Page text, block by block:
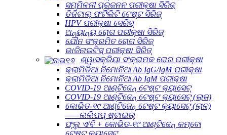
ସମ୍ମିଳନୀ ପ୍ରଜନନ ପରୀକ୍ଷା ସିରିଜ୍
ଡିଜିଟାଲ୍ ଫର୍ଟିଲିଟି ଟେଷ୍ଟ ସିରିଜ୍
HPV ପରୀକ୍ଷା ସେରିସ୍
ଅନ୍ୟାନ୍ୟ ରୋଗ ପରୀକ୍ଷା ସିରିଜ୍
ଯୌନ ସଂକ୍ରମିତ ରୋଗ ସିରିଜ୍
ଭାଜିନାଇଟିସ୍ ପରୀକ୍ଷା ସିରିଜ୍
ଶ୍ୱାସକ୍ରିୟା ସଂକ୍ରାମକ ରୋଗ ପରୀକ୍ଷା
କ୍ଲାମିଡିଆ ନିମୋନିଆ Ab IgG/IgM ପରୀକ୍ଷା
କ୍ଲାମିଡିଆ ନିମୋନିଆ Ab IgM ପରୀକ୍ଷା
COVID-19 ଆଣ୍ଟିଜେନ୍ ଟେଷ୍ଟ କ୍ୟାସେଟ୍
COVID-19 ଆଣ୍ଟିଜେନ୍ ଟେଷ୍ଟ କ୍ୟାସେଟ୍ (ଲାଳ)
କୋଭିଡ-୧୯ ଆଣ୍ଟିଜେନ୍ ଟେଷ୍ଟ କ୍ୟାସେଟ୍ (ଲାଳ)
——ଲଲିପପ୍ ଷ୍ଟାଇଲ୍
ଫ୍ଲୁ ଏ/ବି + କୋଭିଡ-୧୯ ଆଣ୍ଟିଜେନ୍ କମ୍ବୋ
ଟେଷ୍ଟ କ୍ୟାସେଟ୍